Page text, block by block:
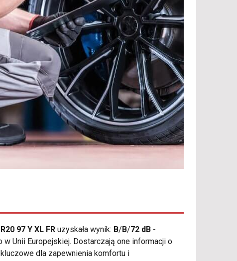
97 Y XL FR uzyskała wynik: B/ B/72 dB -
Unii Europejskiej. Dostarczają one informacji o
dla zapewnienia komfortu i